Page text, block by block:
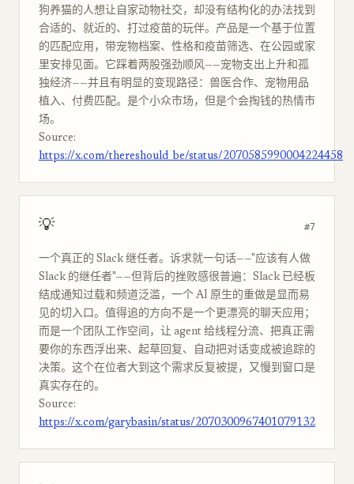
狗养猫的人想让自家动物社交，却没有结构化的办法找到
合适的、就近的、打过疫苗的玩伴。产品是一个基于位置
的匹配应用，带宠物档案、性格和疫苗筛选、在公园或家
里安排见面。它踩着两股强劲顺风——宠物支出上升和孤
独经济——并且有明显的变现路径：兽医合作、宠物用品
植入、付费匹配。是个小众市场，但是个会掏钱的热情市
场。
Source:
https://x.com/thereshould_be/status/2070585990004224458
💡 #7
一个真正的 Slack 继任者。诉求就一句话——"应该有人做
Slack 的继任者"——但背后的挫败感很普遍：Slack 已经板
结成通知过载和频道泛滥，一个 AI 原生的重做是显而易
见的切入口。值得追的方向不是一个更漂亮的聊天应用；
而是一个团队工作空间，让 agent 给线程分流、把真正需
要你的东西浮出来、起草回复、自动把对话变成被追踪的
决策。这个在位者大到这个需求反复被提，又慢到窗口是
真实存在的。
Source:
https://x.com/garybasin/status/2070300967401079132